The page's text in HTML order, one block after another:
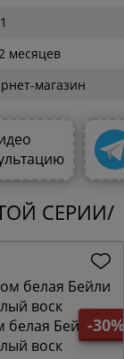
месяцев
магазин
СЕРИИ/
-30%
белая Бейли
воск